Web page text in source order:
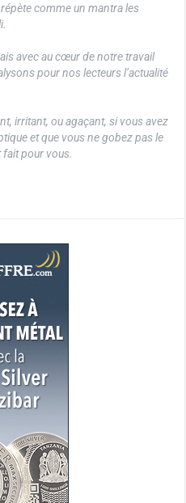
comme un mantra les
avec au cœur de notre travail
pour nos lecteurs l’actualité
irritant, ou agaçant, si vous avez
et que vous ne gobez pas le
pour vous.